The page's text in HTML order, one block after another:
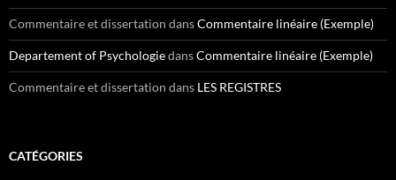
Commentaire et dissertation dansCommentaire linéaire (Exemple)
Departement of PsychologiedansCommentaire linéaire (Exemple)
Commentaire et dissertation dans LES REGISTRES
CATÉGORIES